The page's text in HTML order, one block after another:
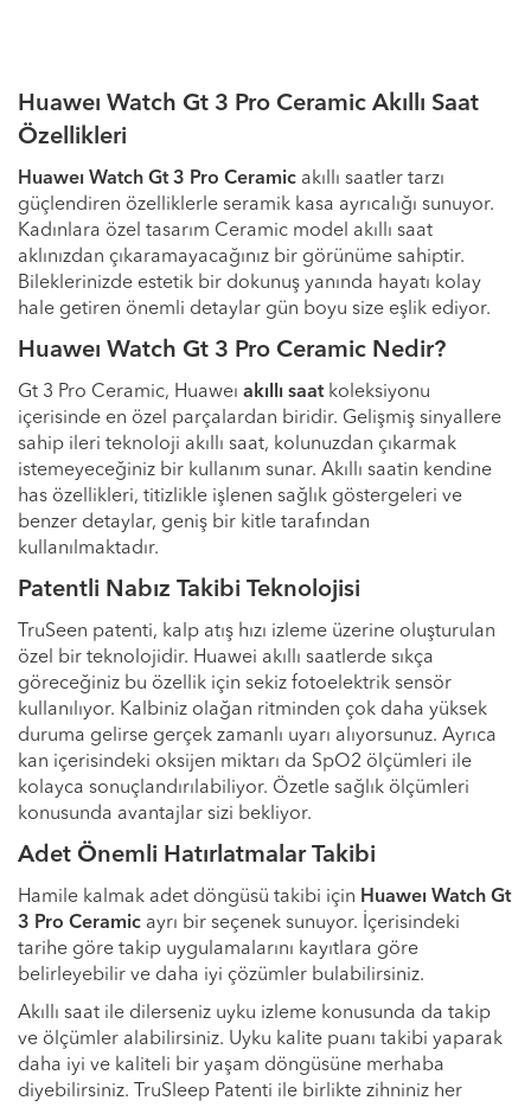
Huaweı Watch Gt 3 Pro Ceramic Akıllı Saat
Özellikleri
Huaweı Watch Gt 3 Pro Ceramic akıllı saatler tarzı
güçlendiren özelliklerle seramik kasa ayrıcalığı sunuyor.
Kadınlara özel tasarım Ceramic model akıllı saat
aklınızdan çıkaramayacağınız bir görünüme sahiptir.
Bileklerinizde estetik bir dokunuş yanında hayatı kolay
hale getiren önemli detaylar gün boyu size eşlik ediyor.
Huaweı Watch Gt 3 Pro Ceramic Nedir?
Gt 3 Pro Ceramic, Huaweı akıllı saatkoleksiyonu
içerisinde en özel parçalardan biridir. Gelişmiş sinyallere
sahip ileri teknoloji akıllı saat, kolunuzdan çıkarmak
istemeyeceğiniz bir kullanım sunar. Akıllı saatin kendine
has özellikleri, titizlikle işlenen sağlık göstergeleri ve
benzer detaylar, geniş bir kitle tarafından
kullanılmaktadır.
Patentli Nabız Takibi Teknolojisi
TruSeen patenti, kalp atış hızı izleme üzerine oluşturulan
özel bir teknolojidir. Huawei akıllı saatlerde sıkça
göreceğiniz bu özellik için sekiz fotoelektrik sensör
kullanılıyor. Kalbiniz olağan ritminden çok daha yüksek
duruma gelirse gerçek zamanlı uyarı alıyorsunuz. Ayrıca
kan içerisindeki oksijen miktarı da SpO2 ölçümleri ile
kolayca sonuçlandırılabiliyor. Özetle sağlık ölçümleri
konusunda avantajlar sizi bekliyor.
Adet Önemli Hatırlatmalar Takibi
Hamile kalmak adet döngüsü takibi için Huaweı Watch Gt
3 Pro Ceramic ayrı bir seçenek sunuyor. İçerisindeki
tarihe göre takip uygulamalarını kayıtlara göre
belirleyebilir ve daha iyi çözümler bulabilirsiniz.
Akıllı saat ile dilerseniz uyku izleme konusunda da takip
ve ölçümler alabilirsiniz. Uyku kalite puanı takibi yaparak
daha iyi ve kaliteli bir yaşam döngüsüne merhaba
diyebilirsiniz. TruSleep Patenti ile birlikte zihniniz her